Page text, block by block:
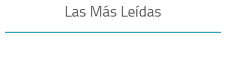
Las Más Leídas